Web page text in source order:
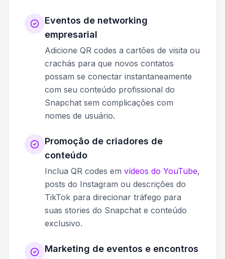
Eventos de networking
empresarial
Adicione QR codes a cartões de visita ou
crachás para que novos contatos
possam se conectar instantaneamente
com seu conteúdo profissional do
Snapchat sem complicações com
nomes de usuário.
Promoção de criadores de
conteúdo
Inclua QR codes em vídeos do YouTube,
posts do Instagram ou descrições do
TikTok para direcionar tráfego para
suas stories do Snapchat e conteúdo
exclusivo.
Marketing de eventos e encontros